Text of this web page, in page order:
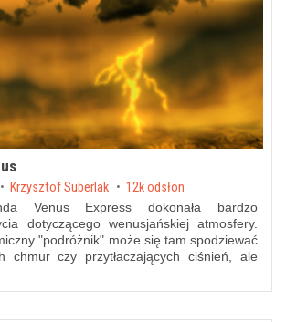
by Krzysztof Suberlak 12k odsłon
Venus Express dokonała bardzo
dotyczącego wenusjańskiej atmosfery.
"podróżnik" może się tam spodziewać
chmur czy przytłaczających ciśnień, ale